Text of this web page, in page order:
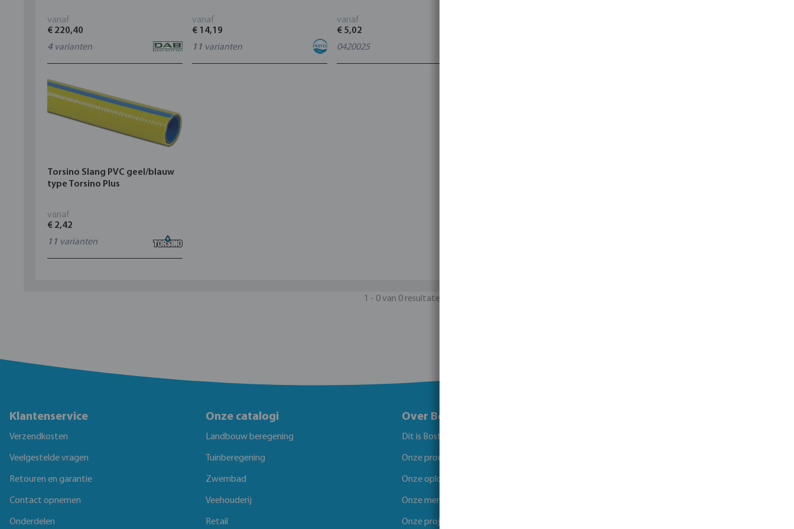
vanaf
€ 220,40
4 varianten
vanaf
€ 14,19
11 varianten
vanaf
€ 5,02
0420025
Torsino Slang PVC geel/blauw
type Torsino Plus
vanaf
€ 2,42
11 varianten
1 - 0 van 0 resultaten
Klantenservice
Verzendkosten
Veelgestelde vragen
Retouren en garantie
Contact opnemen
Onderdelen
Onze catalogi
Landbouw beregening
Tuinberegening
Zwembad
Veehouderij
Retail
Over Bosta
Dit is Bosta
Onze producten
Onze oplossingen
Onze merken
Onze projecten